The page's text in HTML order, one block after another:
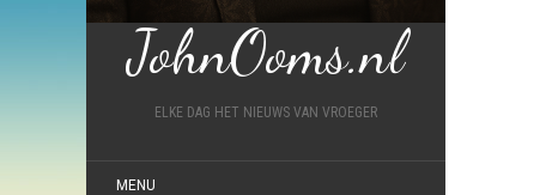
JohnOoms.nl
ELKE DAG HET NIEUWS VAN VROEGER
MENU